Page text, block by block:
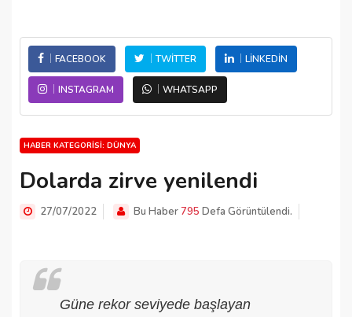
FACEBOOK TWITTER LINKEDIN
INSTAGRAM WHATSAPP
HABER KATEGORISI: DÜNYA
Dolarda zirve yenilendi
27/07/2022 Bu Haber795 Defa Görüntülendi.
Güne rekor seviyede başlayan